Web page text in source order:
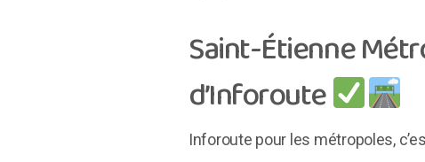
Saint-Étienne
d’Inforoute
Inforoute pour les métropoles,